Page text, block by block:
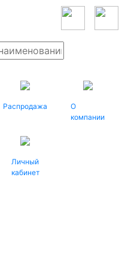
Распродажа
О
компании
Личный
кабинет